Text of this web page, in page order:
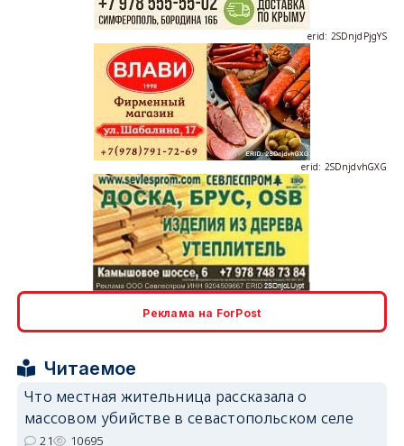
erid: 2SDnjdvhGXG
erid: 2SDnjcLUypt
erid: 2SDnjcrDNw6
Реклама на ForPost
Читаемое
Что местная жительница рассказала о
массовом убийстве в севастопольском селе
21 10695